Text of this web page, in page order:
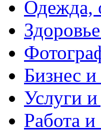
Одежда,
Бизнес и
Услуги и
Работа и